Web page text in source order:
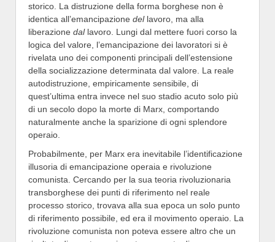
storico. La distruzione della forma borghese non è
identica all’emancipazione dellavoro, ma alla
liberazione dallavoro. Lungi dal mettere fuori corso la
logica del valore, l’emancipazione dei lavoratori si è
rivelata uno dei componenti principali dell’estensione
della socializzazione determinata dal valore. La reale
autodistruzione, empiricamente sensibile, di
quest’ultima entra invece nel suo stadio acuto solo più
di un secolo dopo la morte di Marx, comportando
naturalmente anche la sparizione di ogni splendore
operaio.
Probabilmente, per Marx era inevitabile l’identificazione
illusoria di emancipazione operaia e rivoluzione
comunista. Cercando per la sua teoria rivoluzionaria
transborghese dei punti di riferimento nel reale
processo storico, trovava alla sua epoca un solo punto
di riferimento possibile, ed era il movimento operaio. La
rivoluzione comunista non poteva essere altro che un